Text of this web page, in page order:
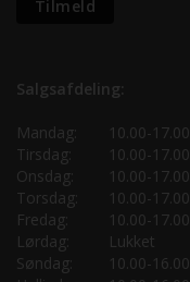
Salgsafdeling:
Mandag:
10.00-17.00
Tirsdag:
10.00-17.00
Onsdag:
10.00-17.00
Torsdag:
10.00-17.00
Fredag:
10.00-17.00
Lørdag:
Lukket
Søndag:
10.00-16.00